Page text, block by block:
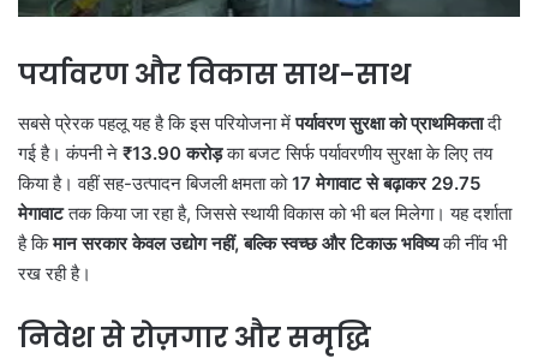
पर्यावरण और विकास साथ-साथ
सबसे प्रेरक पहलू यह है कि इस परियोजना मेंपर्यावरण सुरक्षा को प्राथमिकतादी
गई है। कंपनी ने ₹13.90 करोड़का बजट सिर्फ पर्यावरणीय सुरक्षा के लिए तय
किया है। वहीं सह-उत्पादन बिजली क्षमता को17 मेगावाट से बढ़ाकर 29.75
मेगावाटतक किया जा रहा है, जिससे स्थायी विकास को भी बल मिलेगा। यह दर्शाता
है किमान सरकार केवल उद्योग नहीं, बल्कि स्वच्छ और टिकाऊ भविष्यकी नींव भी
रख रही है।
निवेश से रोज़गार और समृद्धि